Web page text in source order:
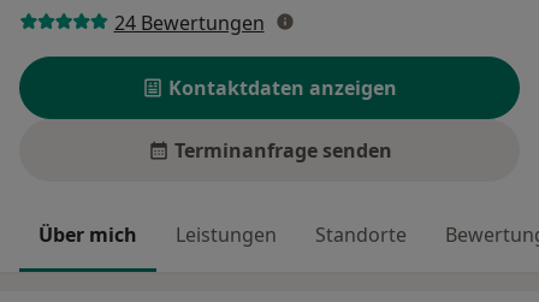
24 Bewertungen
Kontaktdaten anzeigen
Terminanfrage senden
Über mich Leistungen Standorte